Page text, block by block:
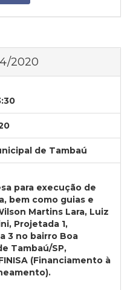
2020
de Tambaú
para execução de
bem como guias e
Martins Lara, Luiz
Projetada 1,
3 no bairro Boa
Tambaú/SP,
(Financiamento à